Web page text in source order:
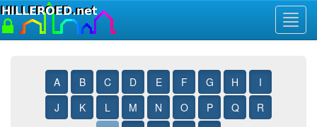
A B C D E F G H
I
J
K L M N O P Q
R